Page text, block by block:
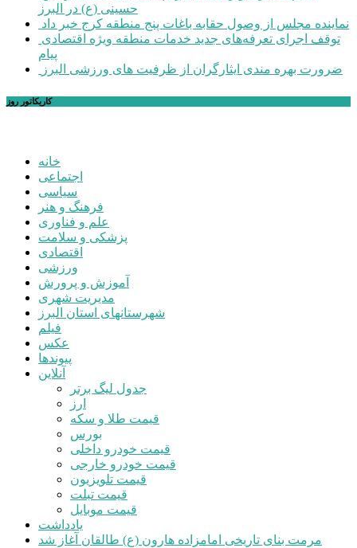
حسینی (ع) در البرز
نماینده مجلس از وصول حقابه باغات پنج منطقه کرج خبر داد
پیام
ضرورت بهره مندی ایثارگران از ظرفیت های ورزشی البرز
کاریکاتور روز
خانه
اجتماعی
سیاسی
فرهنگ و هنر
علم و فناوری
پزشکی و سلامت
اقتصادی
ورزشی
آموزش و پرورش
مدیریت شهری
شهرستانهای استان البرز
فیلم
عکس
پیوندها
آنلاین
جدول لیگ برتر
ارز
قیمت طلا و سکه
بورس
قیمت خودرو داخلی
قیمت خودرو خارجی
قیمت تلویزیون
قیمت تبلت
قیمت موبایل
یادداشت
مرمت بنای تاریخی امامزاده هارون (ع) طالقان آغاز شد